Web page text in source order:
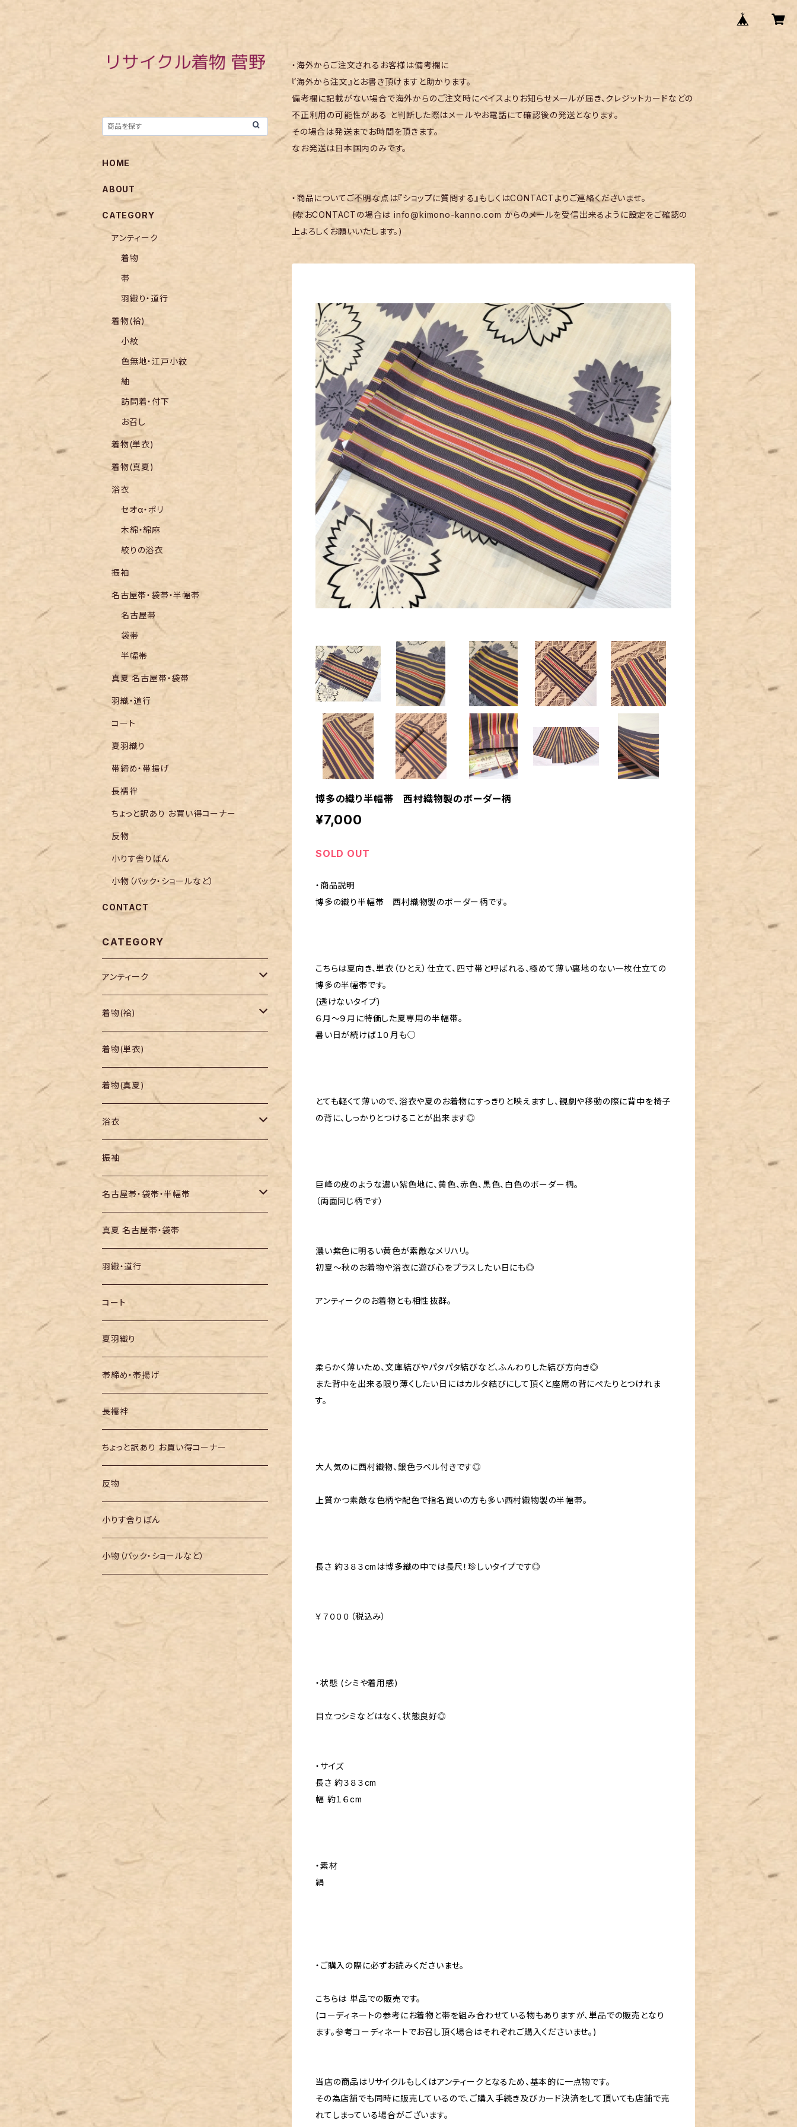
・海外からご注文されるお客様は備考欄に
『海外から注文』とお書き頂けますと助かります。
備考欄に記載がない場合で海外からのご注文時にベイスよりお知らせメールが届き、クレジットカードなどの
不正利用の可能性がある と判断した際はメールやお電話にて確認後の発送となります。
その場合は発送までお時間を頂きます。
なお発送は日本国内のみです。
・商品についてご不明な点は『ショップに質問する』もしくはCONTACTよりご連絡くださいませ。
(なおCONTACTの場合はinfo@kimono-kanno.com からのメールを受信出来るように設定をご確認の
上よろしくお願いいたします。)
博多の織り半幅帯 西村織物製のボーダー柄
¥7,000
SOLD OUT
・商品説明
博多の織り半幅帯 西村織物製のボーダー柄です。
こちらは夏向き、単衣（ひとえ）仕立て、四寸帯と呼ばれる、極めて薄い裏地のない一枚仕立ての
博多の半幅帯です。
(透けないタイプ)
６月～９月に特価した夏専用の半幅帯。
暑い日が続けば１０月も○
とても軽くて薄いので、浴衣や夏のお着物にすっきりと映えますし、観劇や移動の際に背中を椅子
の背に、しっかりとつけることが出来ます◎
巨峰の皮のような濃い紫色地に、黄色、赤色、黒色、白色のボーダー柄。
（両面同じ柄です）
濃い紫色に明るい黄色が素敵なメリハリ。
初夏〜秋のお着物や浴衣に遊び心をプラスしたい日にも◎
アンティークのお着物とも相性抜群。
柔らかく薄いため、文庫結びやパタパタ結びなど、ふんわりした結び方向き◎
また背中を出来る限り薄くしたい日にはカルタ結びにして頂くと座席の背にぺたりとつけれま
す。
大人気のに西村織物、銀色ラベル付きです◎
上質かつ素敵な色柄や配色で指名買いの方も多い西村織物製の半幅帯。
長さ 約３８３cmは博多織の中では長尺！珍しいタイプです◎
￥７０００（税込み）
・状態 (シミや着用感)
目立つシミなどはなく、状態良好◎
・サイズ
長さ 約３８３cm
幅 約１６cm
・素材
絹
・ご購入の際に必ずお読みくださいませ。
こちらは 単品での販売です。
(コーディネートの参考にお着物と帯を組み合わせている物もありますが、単品での販売となり
ます。参考コーディネートでお召し頂く場合はそれぞれご購入くださいませ。)
当店の商品はリサイクルもしくはアンティークとなるため、基本的に一点物です。
その為店舗でも同時に販売しているので、ご購入手続き及びカード決済をして頂いても店舗で売
れてしまっている場合がございます。
HOME
ABOUT
CATEGORY
アンティーク
着物
帯
羽織り・道行
着物(袷)
小紋
色無地・江戸小紋
紬
訪問着・付下
お召し
着物(単衣)
着物(真夏)
浴衣
セオα・ポリ
木綿・綿麻
絞りの浴衣
振袖
名古屋帯・袋帯・半幅帯
名古屋帯
袋帯
半幅帯
真夏 名古屋帯・袋帯
羽織・道行
コート
夏羽織り
帯締め・帯揚げ
長襦袢
ちょっと訳あり お買い得コーナー
反物
小りす舎りぼん
小物（バック・ショールなど）
CONTACT
CATEGORY
アンティーク
着物
帯
羽織り・道行
着物(袷)
小紋
色無地・江戸小紋
紬
訪問着・付下
お召し
着物(単衣)
着物(真夏)
浴衣
セオα・ポリ
木綿・綿麻
絞りの浴衣
振袖
名古屋帯・袋帯・半幅帯
名古屋帯
袋帯
半幅帯
真夏 名古屋帯・袋帯
羽織・道行
コート
夏羽織り
帯締め・帯揚げ
長襦袢
ちょっと訳あり お買い得コーナー
反物
小りす舎りぼん
小物（バック・ショールなど）